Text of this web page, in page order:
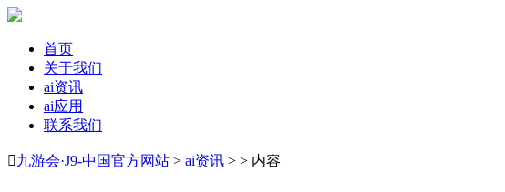
首页
关于我们
ai资讯
ai应用
联系我们
九游会·J9-中国官方网站 > ai资讯 > > 内容